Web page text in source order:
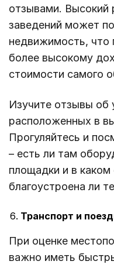
отзывами. Высокий
заведений может
недвижимость, что
более высокому
стоимости самого
Изучите отзывы об
расположенных в
Прогуляйтесь и
– есть ли там
площадки и в каком
благоустроена ли
Транспорт и
При оценке
важно иметь